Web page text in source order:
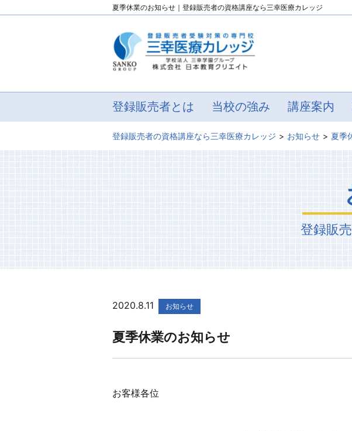
夏季休業のお知らせ｜登録販売者の資格講座なら三幸医療カレッジ
登録販売者とは 当校の強み 講座案内
登録販売者の資格講座なら三幸医療カレッジ お知らせ 夏季
登録販
2020.8.11 お知らせ
夏季休業のお知らせ
お客様各位